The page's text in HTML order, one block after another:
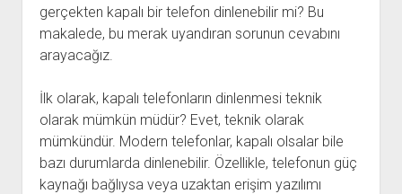
gerçekten kapalı bir telefon dinlenebilir mi? Bu
makalede, bu merak uyandıran sorunun cevabını
arayacağız.
İlk olarak, kapalı telefonların dinlenmesi teknik
olarak mümkün müdür? Evet, teknik olarak
mümkündür. Modern telefonlar, kapalı olsalar bile
bazı durumlarda dinlenebilir. Özellikle, telefonun güç
kaynağı bağlıysa veya uzaktan erişim yazılımı